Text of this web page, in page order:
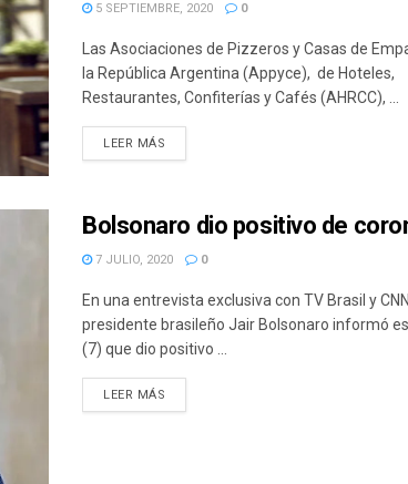
5 SEPTIEMBRE, 2020 0
Las Asociaciones de Pizzeros y Casas de
la República Argentina (Appyce), de Hoteles,
Restaurantes, Confiterías y Cafés (AHRCC), ...
LEER MÁS
Bolsonaro dio positivo de
7 JULIO, 2020 0
En una entrevista exclusiva con TV Brasil y
presidente brasileño Jair Bolsonaro informó
(7) que dio positivo ...
LEER MÁS